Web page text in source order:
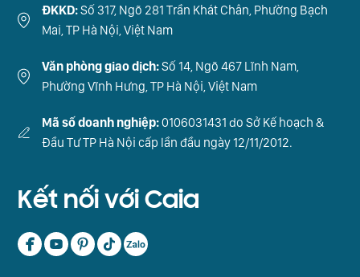
ĐKKD:Số 317, Ngõ 281 Trần Khát Chân, Phường Bạch
Mai, TP Hà Nội, Việt Nam
Văn phòng giao dịch:Số 14, Ngõ 467 Lĩnh Nam,
Phường Vĩnh Hưng, TP Hà Nội, Việt Nam
Mã số doanh nghiệp:0106031431 do Sở Kế hoạch &
Đầu Tư TP Hà Nội cấp lần đầu ngày 12/11/2012.
Kết nối với Caia